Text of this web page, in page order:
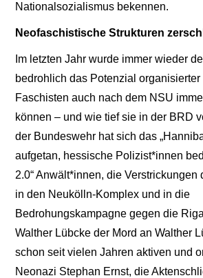
Nationalsozialismus bekennen.
Neofaschistische Strukturen
Im letzten Jahr wurde immer wieder
bedrohlich das Potenzial
Faschisten auch nach dem NSU
können – und wie tief sie in der BRD
der Bundeswehr hat sich das
aufgetan, hessische Polizist*innen
2.0“ Anwält*innen, die Verstrickungen
in den Neukölln-Komplex und in die
Bedrohungskampagne gegen die
Walther Lübcke der Mord an Walther
schon seit vielen Jahren aktiven und
Neonazi Stephan Ernst, die